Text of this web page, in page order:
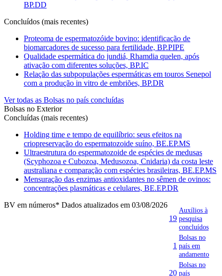
BP.DD
Concluídos (mais recentes)
Proteoma de espermatozóide bovino: identificação de
biomarcadores de sucesso para fertilidade, BP.PIPE
Qualidade espermática do jundiá, Rhamdia quelen, após
ativação com diferentes soluções, BP.IC
Relação das subpopulações espermáticas em touros Senepol
com a produção in vitro de embriões, BP.DR
Ver todas as Bolsas no país concluídas
Bolsas no Exterior
Concluídas (mais recentes)
Holding time e tempo de equilíbrio: seus efeitos na
criopreservação do espermatozoide suíno, BE.EP.MS
Ultraestrutura do espermatozoide de espécies de medusas
(Scyphozoa e Cubozoa, Medusozoa, Cnidaria) da costa leste
australiana e comparação com espécies brasileiras, BE.EP.MS
Mensuração das enzimas antioxidantes no sêmen de ovinos:
concentrações plasmáticas e celulares, BE.EP.DR
BV em números* Dados atualizados em 03/08/2026
19
Auxílios à
pesquisa
concluídos
1
Bolsas no
país em
andamento
20
Bolsas no
país